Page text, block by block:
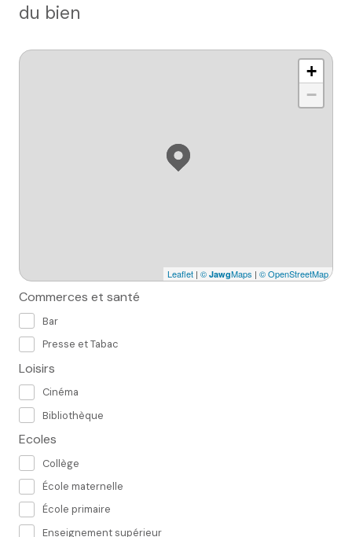
du bien
+
−
Leaflet | © JawgMaps | © OpenStreetMap
Commerces et santé
Bar
Presse et Tabac
Loisirs
Cinéma
Bibliothèque
Ecoles
Collège
École maternelle
École primaire
Enseignement supérieur